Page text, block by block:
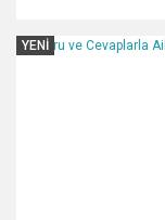
YENİ